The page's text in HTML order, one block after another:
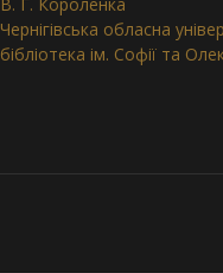
Чернігівська обласна
бібліотека ім. Софії та